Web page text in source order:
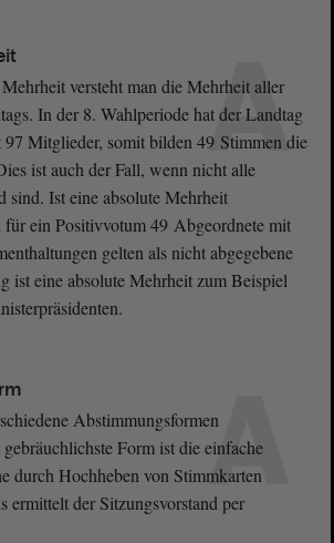
A
versteht man die Mehrheit aller
In der 8. Wahlperiode hat der Landtag
97 Mitglieder, somit bilden 49 Stimmen die
ist auch der Fall, wenn nicht alle
sind. Ist eine absolute Mehrheit
für ein Positivvotum 49 Abgeordnete mit
gelten als nicht abgegebene
ist eine absolute Mehrheit zum Beispiel
A
Abstimmungsformen
Form ist die einfache
durch Hochheben von Stimmkarten
ermittelt der Sitzungsvorstand per